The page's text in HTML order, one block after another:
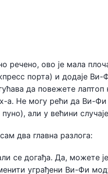
ово је мала
порта) и додаје
да повежете
а. Не могу рећи да Ви-
али у већини
два главна разлога:
се догађа. Да, можете
уграђени Ви-Фи